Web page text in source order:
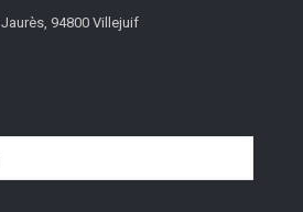
94800 Villejuif